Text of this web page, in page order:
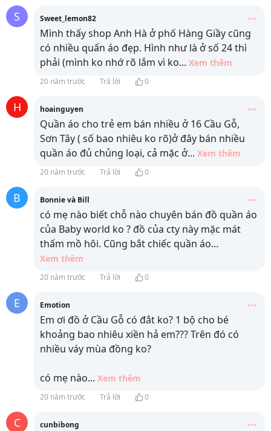
S Sweet_lemon82
Mình thấy shop Anh Hà ở phố Hàng Giầy cũng
có nhiều quấn áo đẹp. Hình như là ở số 24 thì
phải (mình ko nhớ rõ lắm vì ko... Xem thêm
20 năm trước Trả lời 0
H hoainguyen
Quần áo cho trẻ em bán nhiều ở 16 Cầu Gỗ,
Sơn Tây ( số bao nhiêu ko rõ)ở đây bán nhiều
quần áo đủ chủng loại, cả mặc ở... Xem thêm
20 năm trước Trả lời 0
B Bonnie và Bill
có mẹ nào biết chỗ nào chuyên bán đồ quần áo
của Baby world ko ? đồ của cty này mặc mát
thấm mồ hôi. Cũng bắt chiếc quần áo...
Xem thêm
20 năm trước Trả lời 0
E Emotion
Em ơi đồ ở Cầu Gỗ có đắt ko? 1 bộ cho bé
khoảng bao nhiêu xiền hả em??? Trên đó có
nhiều váy mùa đồng ko?
có mẹ nào... Xem thêm
20 năm trước Trả lời 0
C cunbibong